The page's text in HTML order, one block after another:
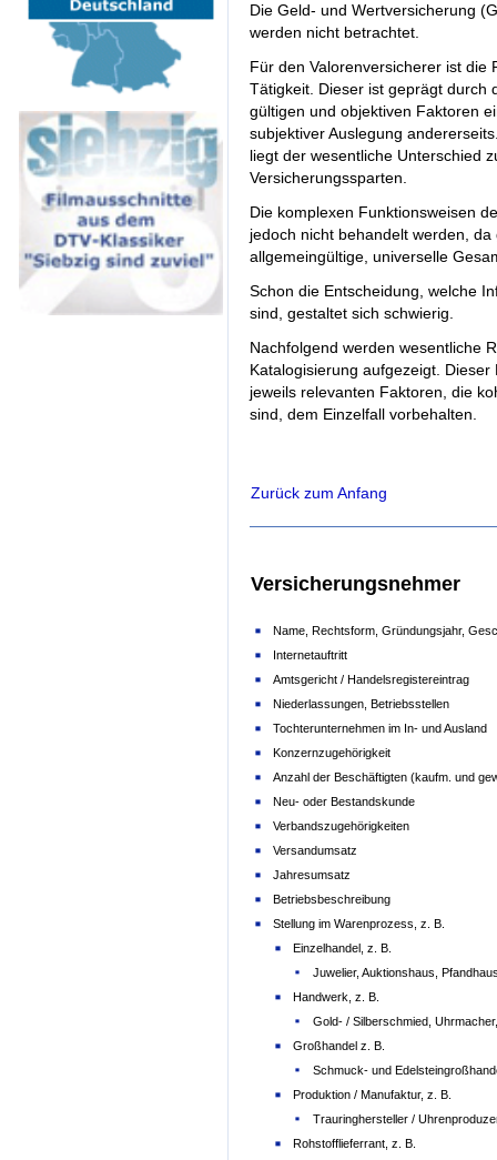
Die Geld- und Wertversicherung
werden nicht betrachtet.
Für den Valorenversicherer ist die
Tätigkeit. Dieser ist geprägt durch
gültigen und objektiven Faktoren
subjektiver Auslegung
liegt der wesentliche Unterschied
Versicherungssparten.
Die komplexen Funktionsweisen
jedoch nicht behandelt werden,
allgemeingültige, universelle
Schon die Entscheidung, welche
sind, gestaltet sich schwierig.
Nachfolgend werden wesentliche
Katalogisierung aufgezeigt.
jeweils relevanten Faktoren, die
sind, dem Einzelfall vorbehalten.
Zurück zum Anfang
Versicherungsnehmer
Name, Rechtsform, Gründungsjahr,
Internetauftritt
Amtsgericht / Handelsregistereintrag
Niederlassungen, Betriebsstellen
Tochterunternehmen im In- und Ausland
Konzernzugehörigkeit
Anzahl der Beschäftigten (kaufm. und
Neu- oder Bestandskunde
Verbandszugehörigkeiten
Versandumsatz
Jahresumsatz
Betriebsbeschreibung
Stellung im Warenprozess, z. B.
Einzelhandel, z. B.
Juwelier, Auktionshaus,
Handwerk, z. B.
Gold- / Silberschmied,
Großhandel z. B.
Schmuck- und
Produktion / Manufaktur, z. B.
Trauringhersteller /
Rohstofflieferrant, z. B.